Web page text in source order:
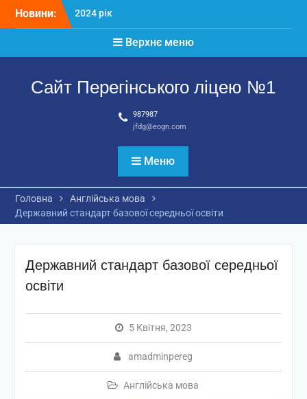
Новини:
2024 рік
Матеріали
Верхнє меню
Сайт Перегінського ліцею №1
987987
jfdg@eogn.com
Меню
Головна
Англійська мова
Державний стандарт базової середньої освіти
Державний стандарт базової середньої
освіти
5 Квітня, 2023
amadminpereg
Англійська мова